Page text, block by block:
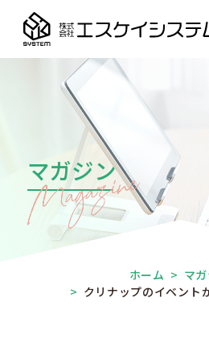
マガジン
ホーム > マ
> クリナップのイベント